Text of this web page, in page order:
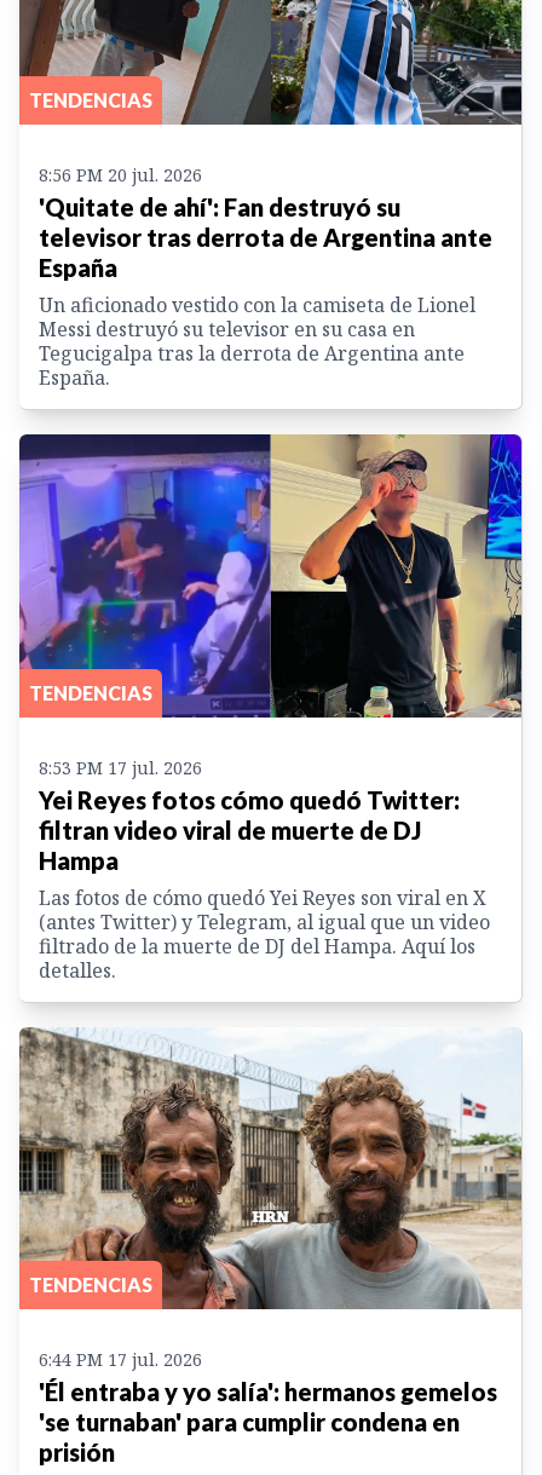
TENDENCIAS
8:56 PM 20 jul. 2026
'Quitate de ahí': Fan destruyó su
televisor tras derrota de Argentina ante
España
Un aficionado vestido con la camiseta de Lionel
Messi destruyó su televisor en su casa en
Tegucigalpa tras la derrota de Argentina ante
España.
TENDENCIAS
8:53 PM 17 jul. 2026
Yei Reyes fotos cómo quedó Twitter:
filtran video viral de muerte de DJ
Hampa
Las fotos de cómo quedó Yei Reyes son viral en X
(antes Twitter) y Telegram, al igual que un video
filtrado de la muerte de DJ del Hampa. Aquí los
detalles.
TENDENCIAS
6:44 PM 17 jul. 2026
'Él entraba y yo salía': hermanos gemelos
'se turnaban' para cumplir condena en
prisión